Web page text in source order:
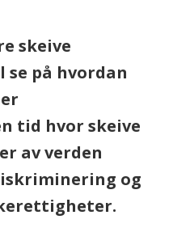
skeive
se på hvordan
tid hvor skeive
av verden
og